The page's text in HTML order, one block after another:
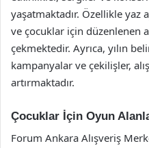
yaşatmaktadır. Özellikle yaz
ve çocuklar için düzenlenen
çekmektedir. Ayrıca, yılın
kampanyalar ve çekilişler,
artırmaktadır.
Çocuklar İçin Oyun
Forum Ankara Alışveriş